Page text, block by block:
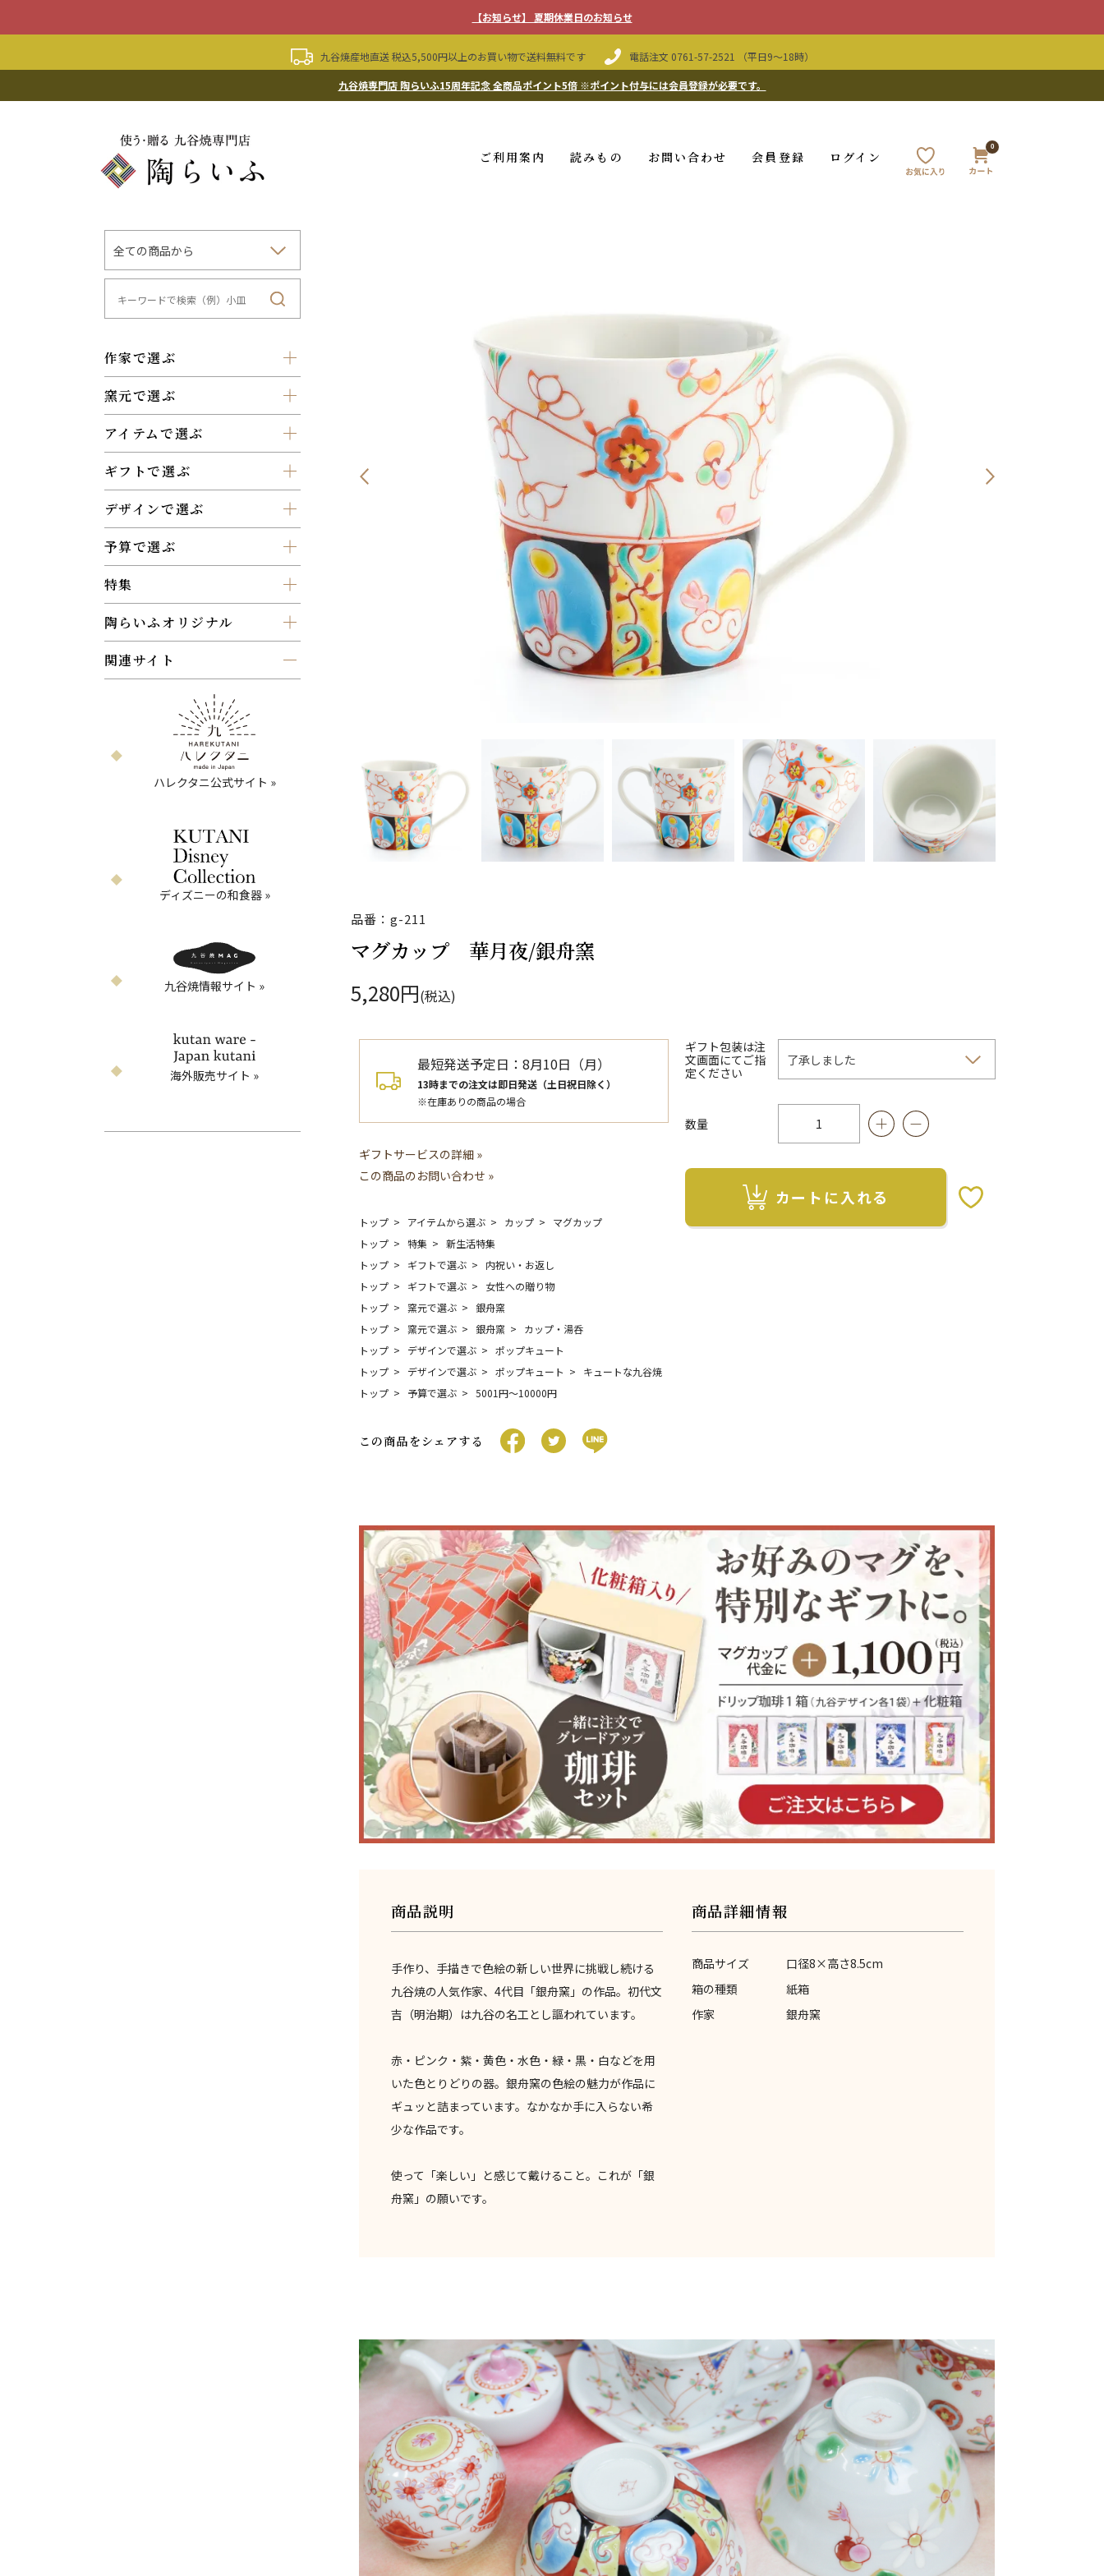
【お知らせ】 夏期休業日のお知らせ
九谷焼産地直送 税込5,500円以上のお買い物で送料無料です 電話注文 0761-57-2521 （平日9〜18時）
九谷焼専門店 陶らいふ15周年記念 全商品ポイント5倍※ポイント付与には会員登録が必要です。
ご利用案内 読みもの お問い合わせ 会員登録 ログイン
0
作家で選ぶ
窯元で選ぶ
アイテムで選ぶ
ギフトで選ぶ
デザインで選ぶ
予算で選ぶ
特集
陶らいふオリジナル
関連サイト
ハレクタニ公式サイト »
ディズニーの和食器 »
九谷焼情報サイト »
海外販売サイト »
品番：g-211
マグカップ 華月夜/銀舟窯
5,280円(税込)
ギフト包装は注
文画面にてご指
定ください
数量
カートに入れるお気に入りボタン
最短発送予定日： 8月10日（月）
13時までの注文は即日発送（土日祝日除く）
※在庫ありの商品の場合
ギフトサービスの詳細 »
この商品のお問い合わせ »
トップ アイテムから選ぶ カップ
マグカップ
トップ
特集
新生活特集
トップ
ギフトで選ぶ
内祝い・お返し
トップ
ギフトで選ぶ
女性への贈り物
トップ
窯元で選ぶ
銀舟窯
トップ
窯元で選ぶ 銀舟窯
カップ・湯呑
トップ
デザインで選ぶ
ポップキュート
トップ
デザインで選ぶ ポップキュート
キュートな九谷焼
トップ
予算で選ぶ 5001円〜10000円
この商品をシェアする
商品説明
手作り、手描きで色絵の新しい世界に挑戦し続ける
九谷焼の人気作家、4代目「銀舟窯」の作品。初代文
吉（明治期）は九谷の名工とし謳われています。
赤・ピンク・紫・黄色・水色・緑・黒・白などを用
いた色とりどりの器。銀舟窯の色絵の魅力が作品に
ギュッと詰まっています。なかなか手に入らない希
少な作品です。
使って「楽しい」と感じて戴けること。これが「銀
舟窯」の願いです。
商品詳細情報
商品サイズ
口径8×高さ8.5cm
箱の種類
紙箱
作家
銀舟窯